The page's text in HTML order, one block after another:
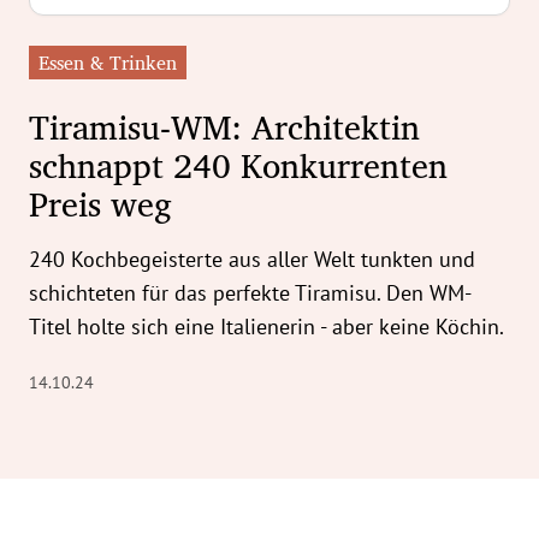
Untermenü
Untermenü
Untermenü
Untermenü
Untermenü
Essen & Trinken
Tiramisu-WM: Architektin
schnappt 240 Konkurrenten
Preis weg
240 Kochbegeisterte aus aller Welt tunkten und
schichteten für das perfekte Tiramisu. Den WM-
Titel holte sich eine Italienerin - aber keine Köchin.
14.10.24